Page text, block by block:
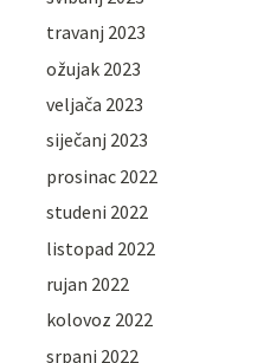
travanj 2023
ožujak 2023
veljača 2023
siječanj 2023
prosinac 2022
studeni 2022
listopad 2022
rujan 2022
kolovoz 2022
srpanj 2022